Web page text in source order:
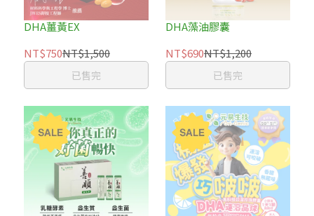
DHA薑黃EX
NT$750NT$1,500
已售完
DHA藻油膠囊
NT$690NT$1,200
已售完